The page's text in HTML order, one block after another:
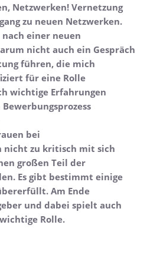
Netzwerken! Vernetzung
zu neuen Netzwerken.
einer neuen
nicht auch ein Gespräch
führen, die mich
für eine Rolle
wichtige Erfahrungen
bei
nicht zu kritisch mit sich
großen Teil der
Es gibt bestimmt einige
Am Ende
und dabei spielt auch
Rolle.